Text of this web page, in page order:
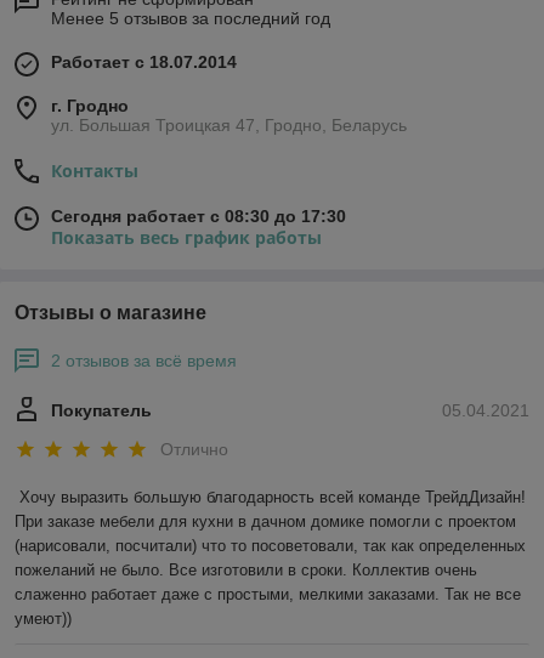
Менее 5 отзывов за последний год
Работает с 18.07.2014
г. Гродно
ул. Большая Троицкая 47, Гродно, Беларусь
Контакты
Сегодня работает с 08:30 до 17:30
Показать весь график работы
Отзывы о магазине
2 отзывов за всё время
05.04.2021
Покупатель
Отлично
Хочу выразить большую благодарность всей команде ТрейдДизайн!
При заказе мебели для кухни в дачном домике помогли с проектом
(нарисовали, посчитали) что то посоветовали, так как определенных
пожеланий не было. Все изготовили в сроки. Коллектив очень
слаженно работает даже с простыми, мелкими заказами. Так не все
умеют))